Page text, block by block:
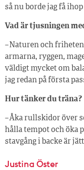
så nu borde jag få
Vad är tjusningen
– Naturen och
armarna, ryggen,
väldigt mycket om
jag redan på första
Hur tänker du träna?
– Åka rullskidor över
hålla tempot och öka
stavgång i backe är
Justina Öster